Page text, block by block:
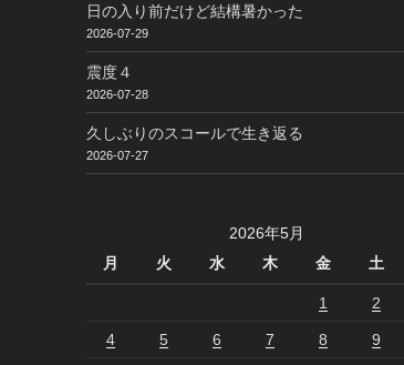
日の入り前だけど結構暑かった
2026-07-29
震度４
2026-07-28
久しぶりのスコールで生き返る
2026-07-27
2026年5月
月
火 水 木 金 土
1 2
4 5 6 7 8 9